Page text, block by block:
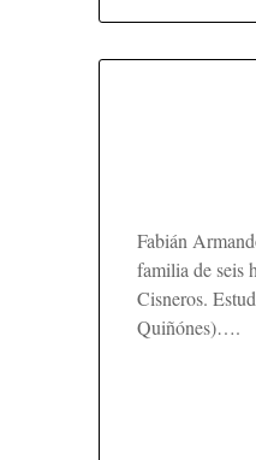
Fabián
familia de seis
Cisneros.
Quiñónes)….